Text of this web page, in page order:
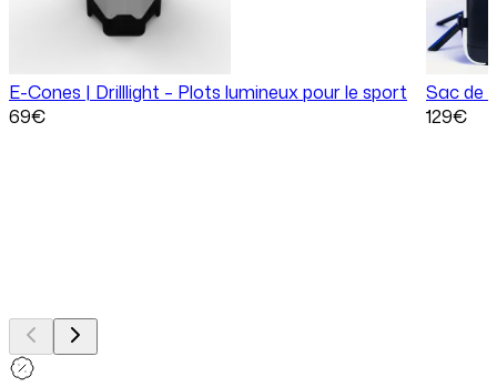
E-Cones | Drilllight – Plots lumineux pour le sport
69€
Sac de
129€